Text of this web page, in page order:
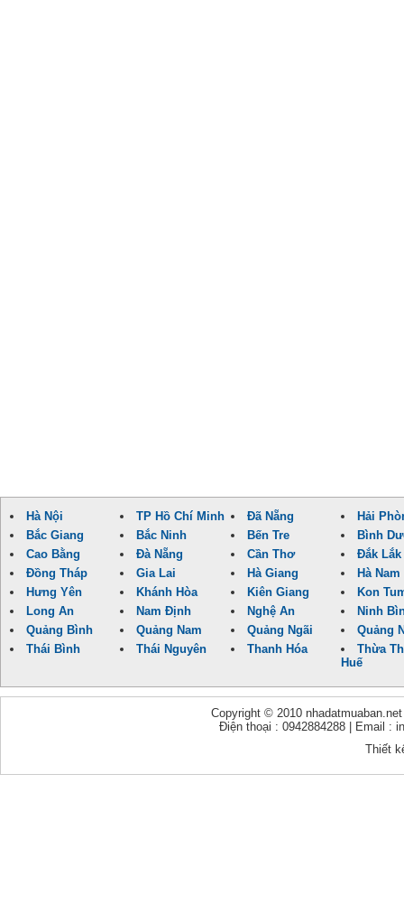
Hà Nội TP Hồ Chí Minh Đã Nẵng
Hải
Bắc Giang
Bắc Ninh Bến Tre
Bình
Cao Bằng
Đà Nẵng Cần Thơ
Đắk Lắk
Đồng Tháp
Gia Lai Hà Giang
Hà Nam
Hưng Yên
Khánh Hòa Kiên Giang
Kon
Long An
Nam Định Nghệ An
Ninh
Quảng Bình
Quảng Nam Quảng Ngãi
Quảng
Thái Bình
Thái Nguyên Thanh Hóa
Thừa
Huế
Copyright © 2010
Điện thoại : 0942884288 | Email :
Thiết